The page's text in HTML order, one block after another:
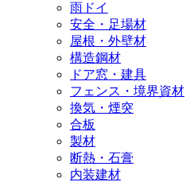
雨ドイ
安全・足場材
屋根・外壁材
構造鋼材
ドア窓・建具
フェンス・境界資材
換気・煙突
合板
製材
断熱・石膏
内装建材